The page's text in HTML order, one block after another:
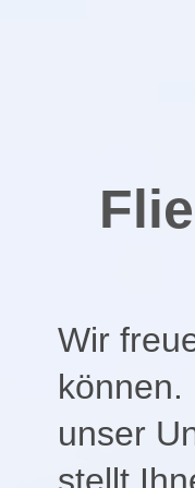
Wir
können.
unser
stellt